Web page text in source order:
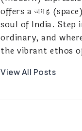
offers a जगह
soul of India. Step
ordinary, and
the vibrant ethos
View All Posts